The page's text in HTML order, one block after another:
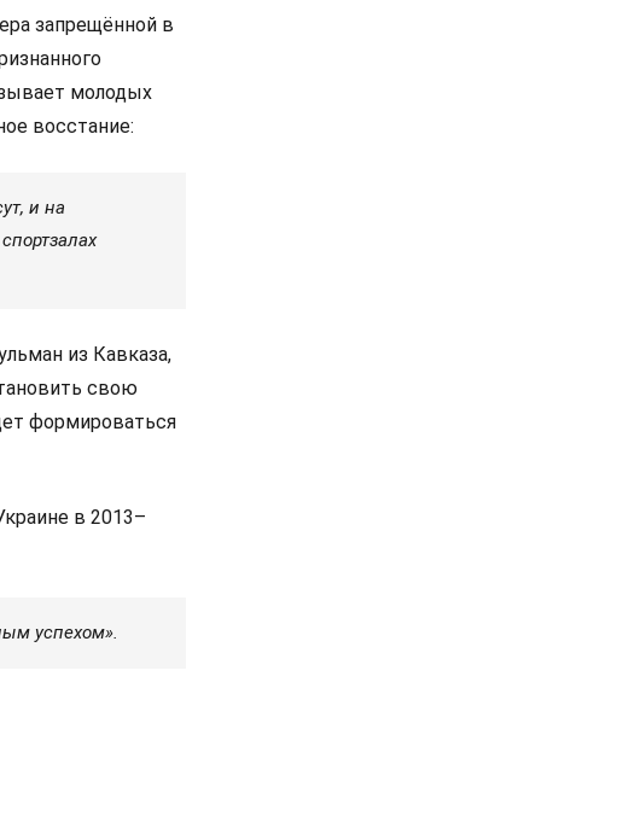
запрещённой в
молодых
восстание:
и на
из Кавказа,
свою
формироваться
в 2013–
успехом».